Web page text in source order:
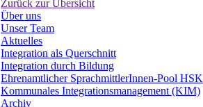
Zurück zur Übersicht
Über uns
Unser Team
Aktuelles
Integration als Querschnitt
Integration durch Bildung
Ehrenamtlicher SprachmittlerInnen-Pool HSK
Kommunales Integrationsmanagement (KIM)
Archiv